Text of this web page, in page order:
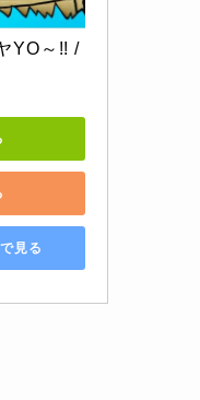
YO～!! /
見る